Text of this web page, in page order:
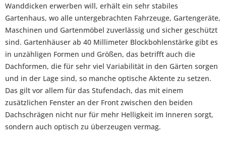
Wanddicken erwerben will, erhält ein sehr stabiles
Gartenhaus, wo alle untergebrachten Fahrzeuge, Gartengeräte,
Maschinen und Gartenmöbel zuverlässig und sicher geschützt
sind. Gartenhäuser ab 40 Millimeter Blockbohlenstärke gibt es
in unzähligen Formen und Größen, das betrifft auch die
Dachformen, die für sehr viel Variabilität in den Gärten sorgen
und in der Lage sind, so manche optische Aktente zu setzen.
Das gilt vor allem für das Stufendach, das mit einem
zusätzlichen Fenster an der Front zwischen den beiden
Dachschrägen nicht nur für mehr Helligkeit im Inneren sorgt,
sondern auch optisch zu überzeugen vermag.